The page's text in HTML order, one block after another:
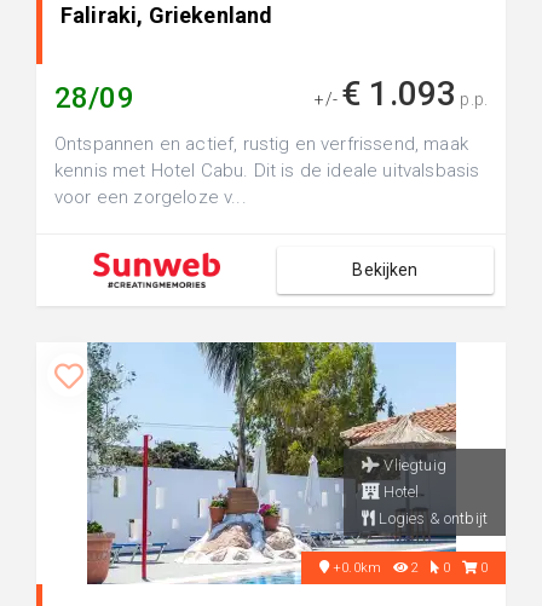
Faliraki, Griekenland
28/09 +/- € 1.093 p.p.
Ontspannen en actief, rustig en verfrissend, maak
kennis met Hotel Cabu. Dit is de ideale uitvalsbasis
voor een zorgeloze v...
Bekijken
Vliegtuig
Hotel
Logies & ontbijt
+0.0km 2 0 0